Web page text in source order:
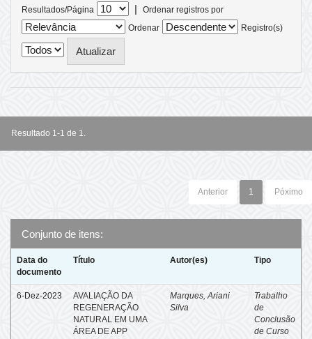
Resultados/Página |
Ordenar registros por
Ordenar
Registro(s)
Resultado 1-1 de 1.
Anterior 1 Póximo
Conjunto de itens:
Data do
documento
Título Autor(es) Tipo
6-Dez-2023
AVALIAÇÃO DA
REGENERAÇÃO
NATURAL EM UMA
ÁREA DE APP
Marques, Ariani
Silva
Trabalho
de
Conclusão
de Curso